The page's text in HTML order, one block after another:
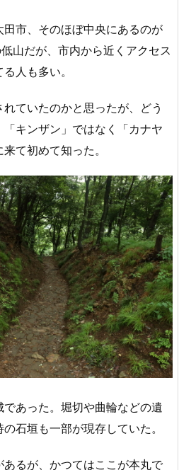
市、そのほぼ中央にあるのが
山だが、市内から近くアクセス
人も多い。
ていたのかと思ったが、どう
キンザン」ではなく「カナヤ
て初めて知った。
あった。堀切や曲輪などの遺
石垣も一部が現存していた。
るが、かつてはここが本丸で